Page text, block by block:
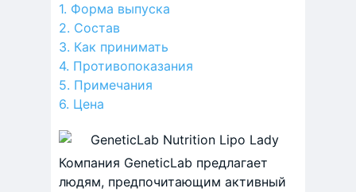
Форма выпуска
Состав
Как принимать
Противопоказания
Примечания
Цена
Компания GeneticLab предлагает
людям, предпочитающим активный